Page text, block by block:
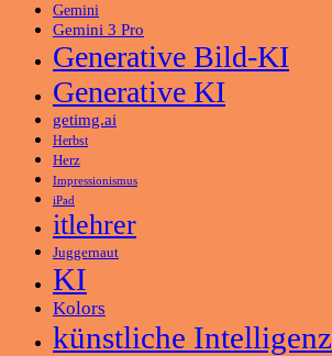
Gemini
Gemini 3 Pro
Generative Bild-KI
Generative KI
getimg.ai
Herbst
Herz
Impressionismus
iPad
itlehrer
Juggernaut
KI
Kolors
künstliche Intelligenz